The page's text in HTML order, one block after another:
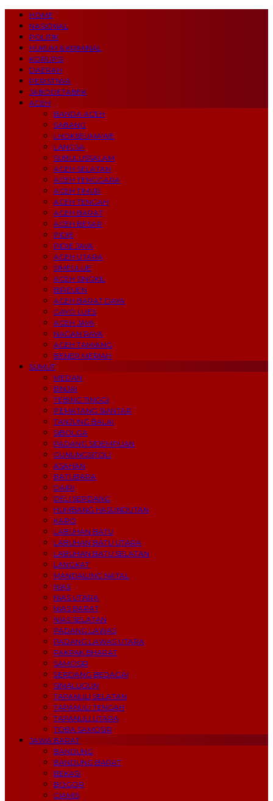
HOME
NASIONAL
POLITIK
HUKUM & KRIMINAL
KORUPSI
DAERAH
PERISTIWA
JABODETABEK
ACEH
BANDA ACEH
SABANG
LHOKSEUMAWE
LANGSA
SUBULUSSALAM
ACEH SELATAN
ACEH TENGGARA
ACEH TIMUR
ACEH TENGAH
ACEH BARAT
ACEH BESAR
PIDIE
PIDIE JAYA
ACEH UTARA
SIMEULUE
ACEH SINGKIL
BIREUEN
ACEH BARAT DAYA
GAYO LUES
ACEH JAYA
NAGAN RAYA
ACEH TAMIANG
BENER MERIAH
SUMUT
MEDAN
BINJAI
TEBING TINGGI
PEMATANG SIANTAR
TANJUNG BALAI
SIBOLGA
PADANG SIDEMPUAN
GUNUNGSITOLI
ASAHAN
BATUBARA
DAIRI
DELI SERDANG
HUMBANG HASUNDUTAN
KARO
LABUHAN BATU
LABUHAN BATU UTARA
LABUHAN BATU SELATAN
LANGKAT
MANDAILING NATAL
NIAS
NIAS UTARA
NIAS BARAT
NIAS SELATAN
PADANG LAWAS
PADANG LAWAS UTARA
PAKPAK BHARAT
SAMOSIR
SERDANG BEDAGAI
SIMALUGUN
TAPANULI SELATAN
TAPANULI TENGAH
TAPANULI UTARA
TOBA SAMOSIR
JAWA BARAT
BANDUNG
BANDUNG BARAT
BEKASI
BOGOR
CIAMIS